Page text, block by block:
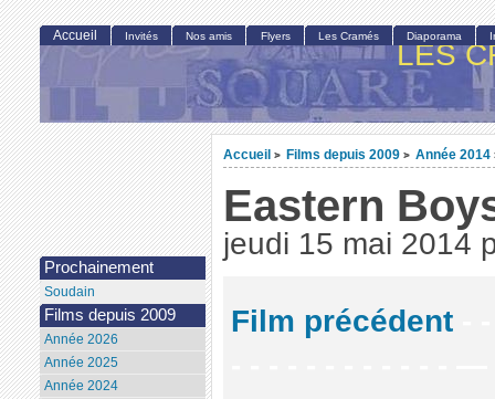
LES
Accueil > Films depuis 2009 > Année 2014
Eastern
jeudi 15 mai 2014
Film précédent
Accueil Invités Nos amis Flyers Les Cramés Diaporama
Prochainement
Soudain
Films depuis 2009
Année 2026
Année 2025
Année 2024